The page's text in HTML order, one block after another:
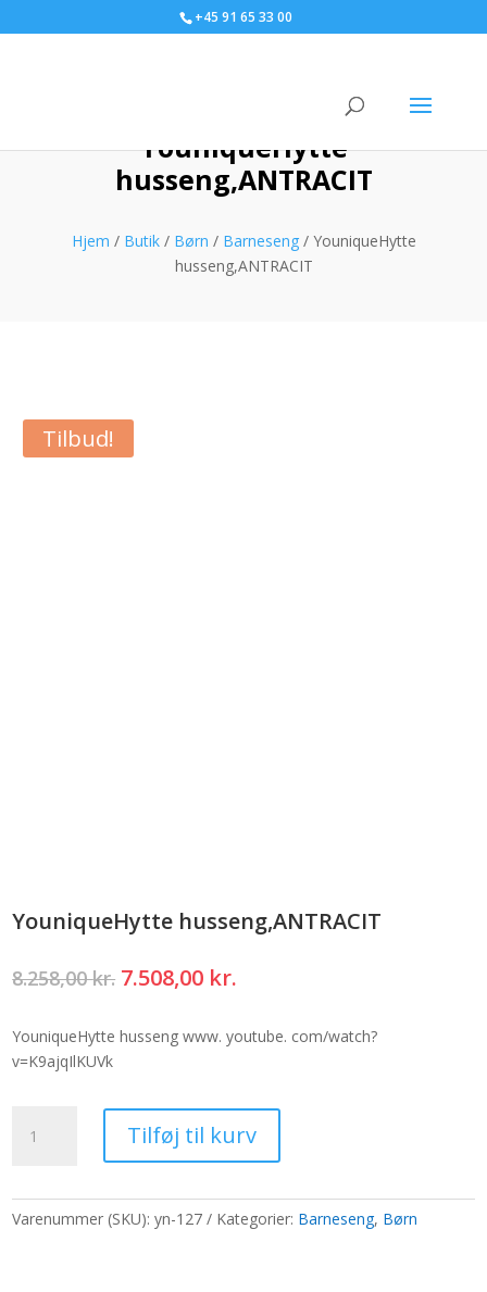
+45 91 65 33 00
YouniqueHytte
husseng,ANTRACIT
Hjem / Butik/ Børn / Barneseng/ YouniqueHytte
husseng,ANTRACIT
Tilbud!
YouniqueHytte husseng,ANTRACIT
8.258,00kr. Den
pris
var:
7.508,00 kr.
pris
er:
YouniqueHytte hussengwww. youtube. com/watch?
v=K9ajqIlKUVk
YouniqueHytte
husseng,ANTRACITTilføj til kurv
Varenummer (SKU):yn-127 Kategorier: Barneseng, Børn